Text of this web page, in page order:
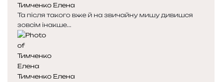
Тимченко Елена
Та після такого вже й на звичайну мишу дивишся
зовсім інакше...
Тимченко Елена